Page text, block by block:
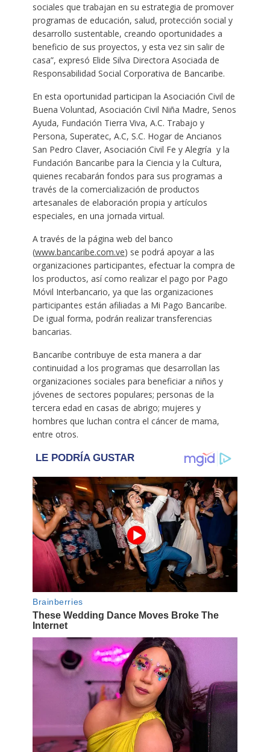
sociales que trabajan en su estrategia de promover
programas de educación, salud, protección social y
desarrollo sustentable, creando oportunidades a
beneficio de sus proyectos, y esta vez sin salir de
casa”, expresó Elide Silva Directora Asociada de
Responsabilidad Social Corporativa de Bancaribe.
En esta oportunidad participan la Asociación Civil de
Buena Voluntad, Asociación Civil Niña Madre, Senos
Ayuda, Fundación Tierra Viva, A.C. Trabajo y
Persona, Superatec, A.C, S.C. Hogar de Ancianos
San Pedro Claver, Asociación Civil Fe y Alegría y la
Fundación Bancaribe para la Ciencia y la Cultura,
quienes recabarán fondos para sus programas a
través de la comercialización de productos
artesanales de elaboración propia y artículos
especiales, en una jornada virtual.
A través de la página web del banco
(www.bancaribe.com.ve) se podrá apoyar a las
organizaciones participantes, efectuar la compra de
los productos, así como realizar el pago por Pago
Móvil Interbancario, ya que las organizaciones
participantes están afiliadas a Mi Pago Bancaribe.
De igual forma, podrán realizar transferencias
bancarias.
Bancaribe contribuye de esta manera a dar
continuidad a los programas que desarrollan las
organizaciones sociales para beneficiar a niños y
jóvenes de sectores populares; personas de la
tercera edad en casas de abrigo; mujeres y
hombres que luchan contra el cáncer de mama,
entre otros.